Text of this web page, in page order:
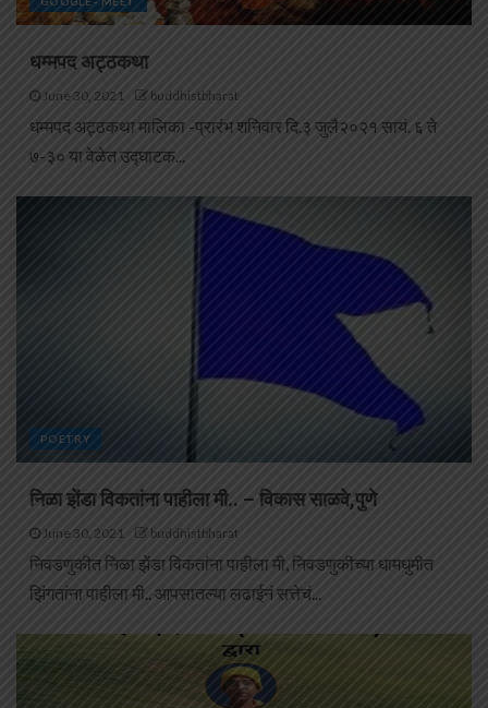
धम्मपद अट्ठकथा
June 30, 2021 buddhistbharat
धम्मपद अट्ठकथा मालिका -प्रारंभ शनिवार दि.३ जुलै२०२१ सायं. ६ ते
७-३० या वेळेत उद्घाटक...
POETRY
निळा झेंडा विकतांना पाहीला मी.. – विकास साळवे,पुणे
June 30, 2021 buddhistbharat
निवडणुकीत निळा झेंडा विकतांना पाहीला मी, निवडणुकीच्या धामधुमीत
झिंगतांना पाहीला मी.. आपसातल्या लढाईनं सत्तेचं...